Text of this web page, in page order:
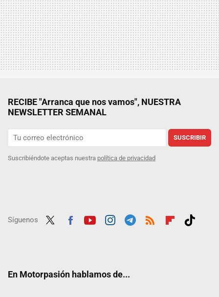
RECIBE "Arranca que nos vamos", NUESTRA
NEWSLETTER SEMANAL
SUSCRIBIR
Suscribiéndote aceptas nuestra política de privacidad
Síguenos
En Motorpasión hablamos de...